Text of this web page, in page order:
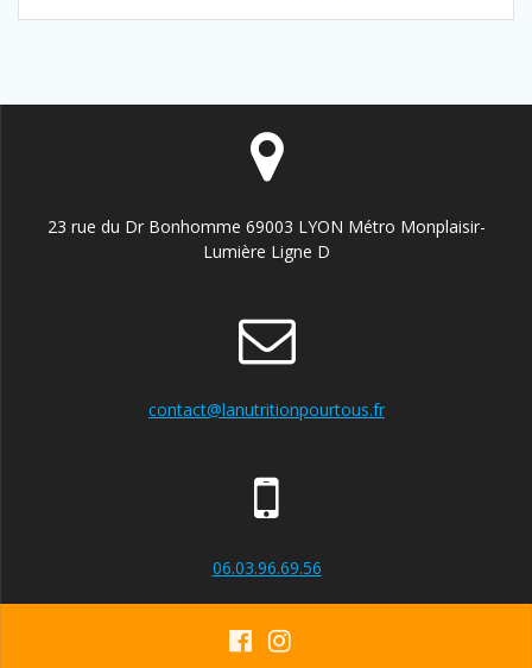
sein
23 rue du Dr Bonhomme 69003 LYON Métro Monplaisir-
Lumière Ligne D
contact@lanutritionpourtous.fr
06.03.96.69.56